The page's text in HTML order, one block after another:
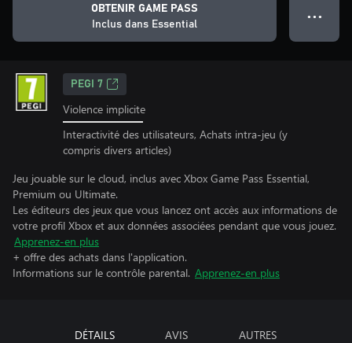
OBTENIR GAME PASS
Inclus dans Essential
● ● ●
PEGI 7
Violence implicite
Interactivité des utilisateurs, Achats intra-jeu (y
compris divers articles)
Jeu jouable sur le cloud, inclus avec Xbox Game Pass Essential,
Premium ou Ultimate.
Les éditeurs des jeux que vous lancez ont accès aux informations de
votre profil Xbox et aux données associées pendant que vous jouez.
Apprenez-en plus
+ offre des achats dans l'application.
Informations sur le contrôle parental. Apprenez-en plus
DÉTAILS AVIS AUTRES